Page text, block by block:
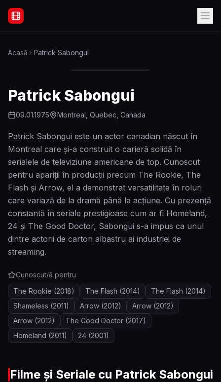
Filme Online Subtitrate - Acasă
Acasă Patrick Sabongui
Patrick Sabongui
09.01.1975 Montreal, Quebec, Canada
Patrick Sabongui este un actor canadian născut în
Montreal care și-a construit o carieră solidă în
serialele de televiziune americane de top. Cunoscut
pentru apariții în producții precum The Rookie, The
Flash și Arrow, el a demonstrat versatilitate în roluri
care variază de la dramă până la acțiune. Cu prezență
constantă în seriale prestigioase cum ar fi Homeland,
24 și The Good Doctor, Sabongui s-a impus ca unul
dintre actorii de carton albastru ai industriei de
streaming.
Cunoscut/ă pentru
The Rookie (2018) The Flash (2014) The Flash (2014)
Shameless (2011) Arrow (2012) Arrow (2012)
Arrow (2012) The Good Doctor (2017)
Homeland (2011) 24 (2001)
Filme și Seriale cu Patrick Sabongui